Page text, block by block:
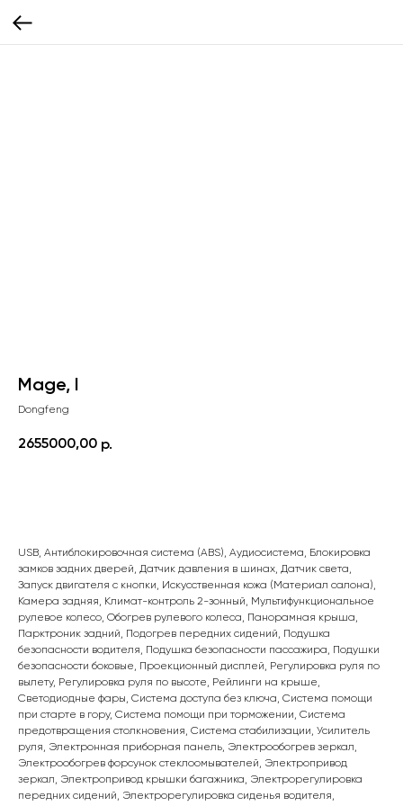
Mage, I
Dongfeng
2655000,00 р.
USB, Антиблокировочная система (ABS), Аудиосистема, Блокировка
замков задних дверей, Датчик давления в шинах, Датчик света,
Запуск двигателя с кнопки, Искусственная кожа (Материал салона),
Камера задняя, Климат-контроль 2-зонный, Мультифункциональное
рулевое колесо, Обогрев рулевого колеса, Панорамная крыша,
Парктроник задний, Подогрев передних сидений, Подушка
безопасности водителя, Подушка безопасности пассажира, Подушки
безопасности боковые, Проекционный дисплей, Регулировка руля по
вылету, Регулировка руля по высоте, Рейлинги на крыше,
Светодиодные фары, Система доступа без ключа, Система помощи
при старте в гору, Система помощи при торможении, Система
предотвращения столкновения, Система стабилизации, Усилитель
руля, Электронная приборная панель, Электрообогрев зеркал,
Электрообогрев форсунок стеклоомывателей, Электропривод
зеркал, Электропривод крышки багажника, Электрорегулировка
передних сидений, Электрорегулировка сиденья водителя,